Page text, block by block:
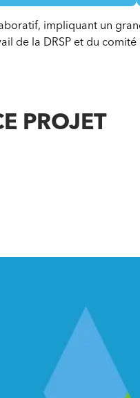
impliquant un
de la DRSP et du
PROJET